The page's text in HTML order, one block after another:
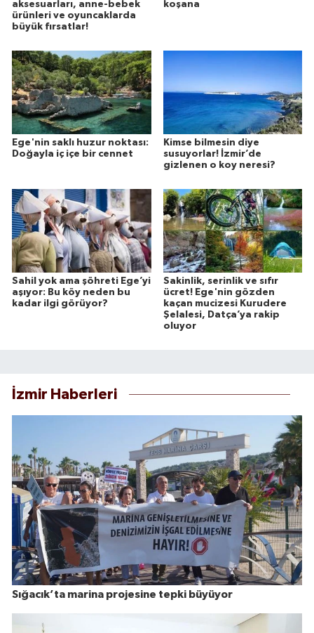
aksesuarları, anne-bebek
ürünleri ve oyuncaklarda
büyük fırsatlar!
koşana
Ege'nin saklı huzur noktası:
Doğayla iç içe bir cennet
Kimse bilmesin diye
susuyorlar! İzmir’de
gizlenen o koy neresi?
Sahil yok ama şöhreti Ege’yi
aşıyor: Bu köy neden bu
kadar ilgi görüyor?
Sakinlik, serinlik ve sıfır
ücret! Ege'nin gözden
kaçan mucizesi Kurudere
Şelalesi, Datça’ya rakip
oluyor
İzmir Haberleri
Sığacık’ta marina projesine tepki büyüyor